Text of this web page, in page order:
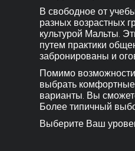
В свободное от
разных возрастных
культурой Мальты.
путем практики
забронированы и
Помимо
выбрать
варианты. Вы
Более типичный
Выберите Ваш